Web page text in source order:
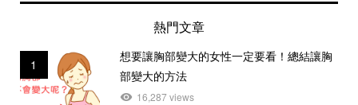
熱門文章
1
想要讓胸部變大的女性一定要看！總結讓胸
部變大的方法
16,287 views